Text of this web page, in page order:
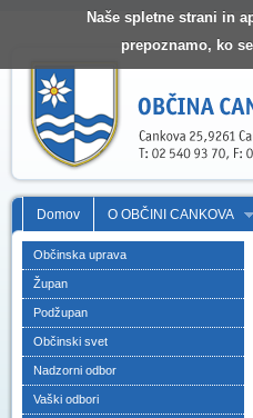
Naše spletne strani in
prepoznamo, ko
Domov O OBČINI CANKOVA
Občinska uprava
Župan
Podžupan
Občinski svet
Nadzorni odbor
Vaški odbori